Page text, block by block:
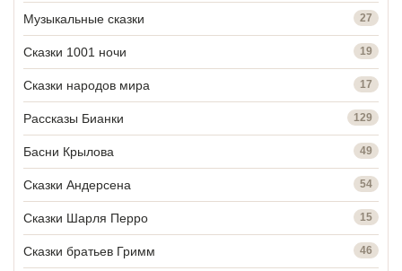
Музыкальные сказки 27
Сказки 1001 ночи 19
Сказки народов мира 17
Рассказы Бианки 129
Басни Крылова 49
Сказки Андерсена 54
Сказки Шарля Перро 15
Сказки братьев Гримм 46